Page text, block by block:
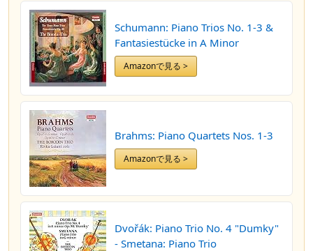
Schumann: Piano Trios No. 1-3 &
Fantasiestücke in A Minor
Amazonで見る >
Brahms: Piano Quartets Nos. 1-3
Amazonで見る >
Dvořák: Piano Trio No. 4 "Dumky"
- Smetana: Piano Trio